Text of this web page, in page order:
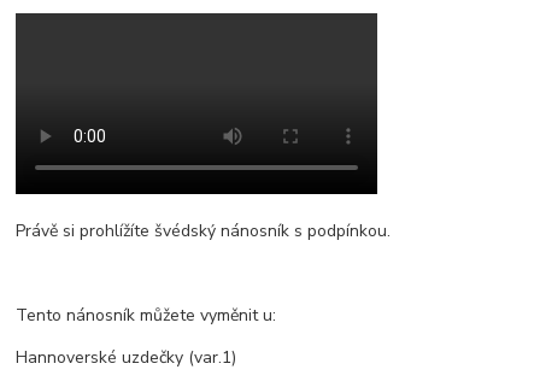
Právě si prohlížíte švédský nánosník s podpínkou.
Tento nánosník můžete vyměnit u:
Hannoverské uzdečky (var.1)